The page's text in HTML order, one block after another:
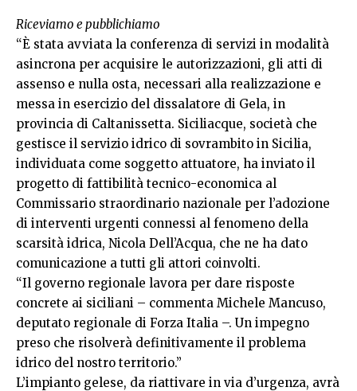
Riceviamo e pubblichiamo
“È stata avviata la conferenza di servizi in modalità
asincrona per acquisire le autorizzazioni, gli atti di
assenso e nulla osta, necessari alla realizzazione e
messa in esercizio del dissalatore di Gela, in
provincia di Caltanissetta. Siciliacque, società che
gestisce il servizio idrico di sovrambito in Sicilia,
individuata come soggetto attuatore, ha inviato il
progetto di fattibilità tecnico-economica al
Commissario straordinario nazionale per l’adozione
di interventi urgenti connessi al fenomeno della
scarsità idrica, Nicola Dell’Acqua, che ne ha dato
comunicazione a tutti gli attori coinvolti.
“Il governo regionale lavora per dare risposte
concrete ai siciliani – commenta Michele Mancuso,
deputato regionale di Forza Italia –. Un impegno
preso che risolverà definitivamente il problema
idrico del nostro territorio.”
L’impianto gelese, da riattivare in via d’urgenza, avrà